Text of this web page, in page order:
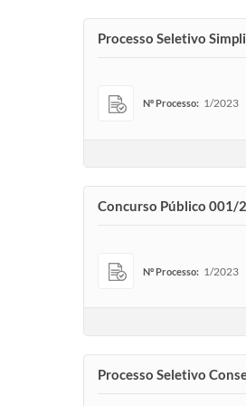
Processo Seletivo
Nº Processo: 1/2023
Concurso Público 001/
Nº Processo: 1/2023
Processo Seletivo